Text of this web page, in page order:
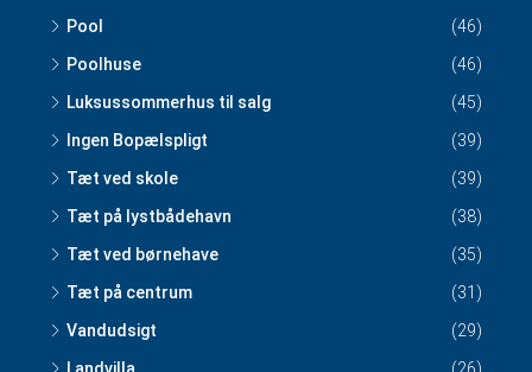
Pool
(46)
Poolhuse
(46)
Luksussommerhus til salg
(45)
Ingen Bopælspligt
(39)
Tæt ved skole
(39)
Tæt på lystbådehavn
(38)
Tæt ved børnehave
(35)
Tæt på centrum
(31)
Vandudsigt
(29)